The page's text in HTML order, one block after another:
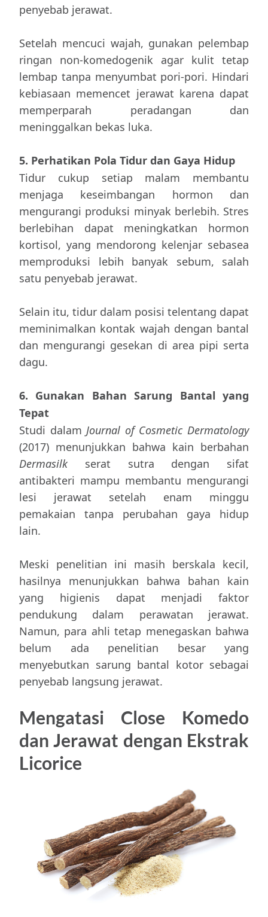
penyebab jerawat.
Setelah mencuci wajah, gunakan pelembap
ringan non-komedogenik agar kulit tetap
lembap tanpa menyumbat pori-pori. Hindari
kebiasaan memencet jerawat karena dapat
memperparah peradangan dan
meninggalkan bekas luka.
5. Perhatikan Pola Tidur dan Gaya Hidup
Tidur cukup setiap malam membantu
menjaga keseimbangan hormon dan
mengurangi produksi minyak berlebih. Stres
berlebihan dapat meningkatkan hormon
kortisol, yang mendorong kelenjar sebasea
memproduksi lebih banyak sebum, salah
satu penyebab jerawat.
Selain itu, tidur dalam posisi telentang dapat
meminimalkan kontak wajah dengan bantal
dan mengurangi gesekan di area pipi serta
dagu.
6. Gunakan Bahan Sarung Bantal yang
Tepat
Studi dalamJournal of Cosmetic Dermatology
(2017) menunjukkan bahwa kain berbahan
Dermasilk serat sutra dengan sifat
antibakteri mampu membantu mengurangi
lesi jerawat setelah enam minggu
pemakaian tanpa perubahan gaya hidup
lain.
Meski penelitian ini masih berskala kecil,
hasilnya menunjukkan bahwa bahan kain
yang higienis dapat menjadi faktor
pendukung dalam perawatan jerawat.
Namun, para ahli tetap menegaskan bahwa
belum ada penelitian besar yang
menyebutkan sarung bantal kotor sebagai
penyebab langsung jerawat.
Mengatasi Close Komedo
dan Jerawat dengan Ekstrak
Licorice